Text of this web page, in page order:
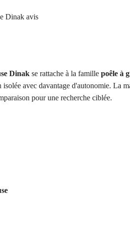
Dinak se rattache à la famille poêle à
avec davantage d'autonomie. La
pour une recherche ciblée.